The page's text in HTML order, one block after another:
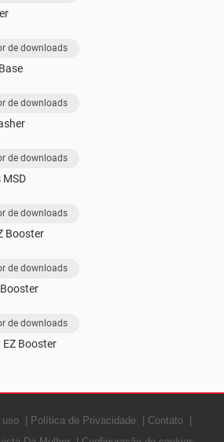
de downloads
de downloads
de downloads
MSD
de downloads
Booster
de downloads
de downloads
EZ Booster
uso Política de Privacidade
Contato